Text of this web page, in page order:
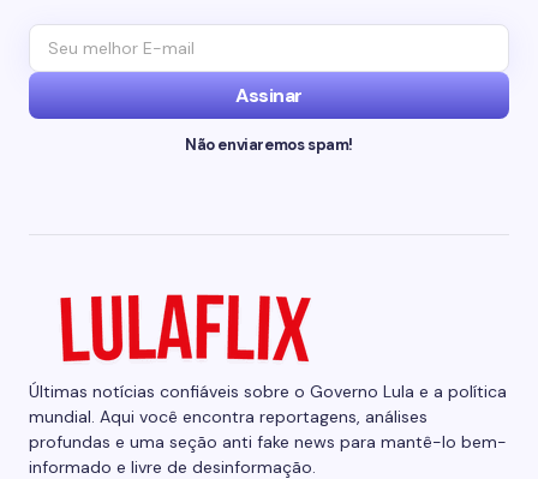
Assinar
Não enviaremos spam!
Últimas notícias confiáveis sobre o Governo Lula e a política
mundial. Aqui você encontra reportagens, análises
profundas e uma seção anti fake news para mantê-lo bem-
informado e livre de desinformação.